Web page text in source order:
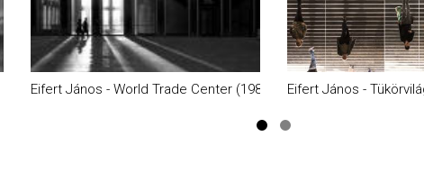
Eifert János - World Trade Center (1985) Eifert János -